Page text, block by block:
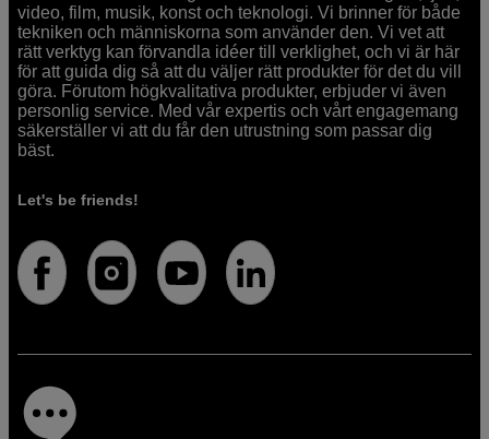
video, film, musik, konst och teknologi. Vi brinner för både
tekniken och människorna som använder den. Vi vet att
rätt verktyg kan förvandla idéer till verklighet, och vi är här
för att guida dig så att du väljer rätt produkter för det du vill
göra. Förutom högkvalitativa produkter, erbjuder vi även
personlig service. Med vår expertis och vårt engagemang
säkerställer vi att du får den utrustning som passar dig
bäst.
Let's be friends!